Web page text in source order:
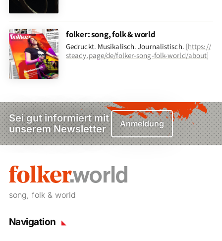
folker: song, folk & world
Gedruckt. Musikalisch. Journalistisch. [https://
steady.page/de/folker-song-folk-world/about]
Sei gut informiert mit
unserem Newsletter
Anmeldung
song, folk & world
Navigation